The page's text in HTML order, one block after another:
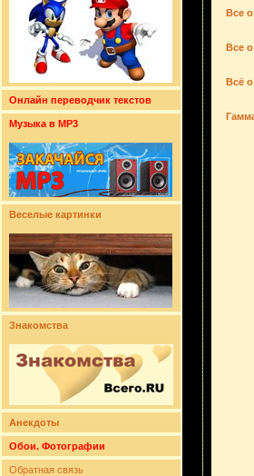
Онлайн переводчик текстов
Музыка в MP3
Веселые картинки
Знакомства
Анекдоты
Обои. Фотографии
Обратная связь
Все
Все
Всё